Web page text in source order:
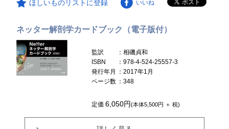
ほしいものリストに登録 いいね
ネッター解剖学カードブック（電子版付）
監訳
：相磯貞和
ISBN
：978-4-524-25557-3
発行年月
：2017年1月
ページ数 ：348
定価6,050円(本体5,500円 ＋ 税)